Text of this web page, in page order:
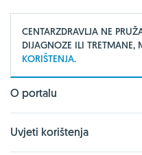
CENTARZDRAVLJA NE
DIJAGNOZE ILI TRETMANE,
KORIŠTENJA.
O portalu
Uvjeti korištenja